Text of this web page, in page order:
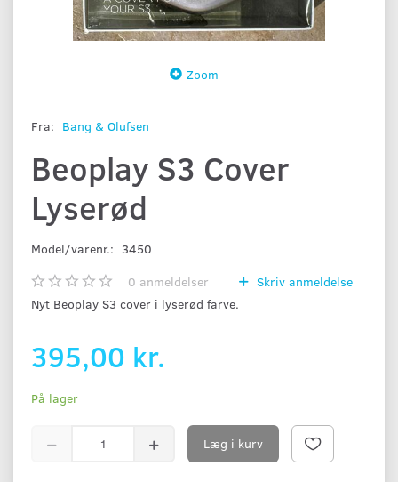
Zoom
Fra: Bang & Olufsen
Beoplay S3 Cover
Lyserød
Model/varenr.: 3450
0 anmeldelser
Skriv anmeldelse
Nyt Beoplay S3 cover i lyserød farve.
395,00 kr.
På lager
Læg i kurv